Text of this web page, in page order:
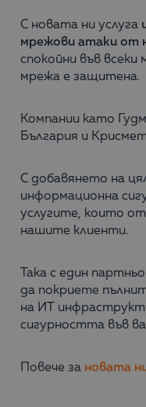
С новата ни услуга
мрежови атаки от
спокойни във
мрежа е защитена.
Компании като
България и
С добавянето на
информационна
услугите, които
нашите клиенти.
Така с един
да покриете
на ИТ
сигурността във
Повече за новата